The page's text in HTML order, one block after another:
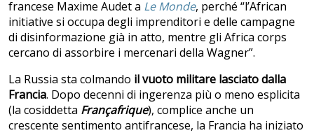
francese Maxime Audet a Le Monde, perché “l’African
initiative si occupa degli imprenditori e delle campagne
di disinformazione già in atto, mentre gli Africa corps
cercano di assorbire i mercenari della Wagner”.
La Russia sta colmando il vuoto militare lasciato dalla
Francia. Dopo decenni di ingerenza più o meno esplicita
(la cosiddetta Françafrique), complice anche un
crescente sentimento antifrancese, la Francia ha iniziato